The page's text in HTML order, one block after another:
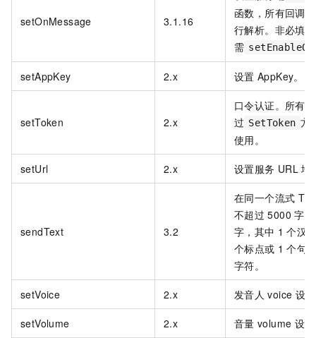
setOnMessage 3.1.16
函数，所有回调
行解析。非必填
需
setAppKey 2.x 设置 AppKey。
setToken 2.x
口令认证。所有
过 SetToken 方
使用。
setUrl 2.x 设置服务 URL 地
sendText 3.2
在同一个流式
不超过 5000 字
字，其中 1 个汉
个标点或 1 个句
字符。
setVoice 2.x 发音人 voice 设
setVolume 2.x 音量 volume 设